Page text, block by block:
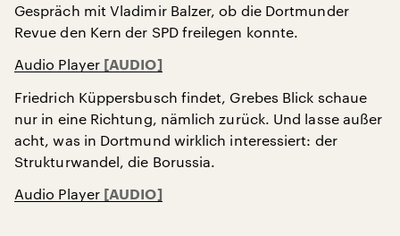
Gespräch mit Vladimir Balzer, ob die Dortmunder
Revue den Kern der SPD freilegen konnte.
Audio Player
Friedrich Küppersbusch findet, Grebes Blick schaue
nur in eine Richtung, nämlich zurück. Und lasse außer
acht, was in Dortmund wirklich interessiert: der
Strukturwandel, die Borussia.
Audio Player